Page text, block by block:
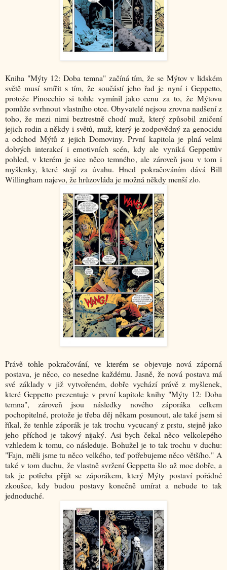
Kniha "Mýty 12: Doba temna" začíná tím, že se Mýtov v lidském
světě musí smířit s tím, že součástí jeho řad je nyní i Geppetto,
protože Pinocchio si tohle vymínil jako cenu za to, že Mýtovu
pomůže svrhnout vlastního otce. Obyvatelé nejsou zrovna nadšení z
toho, že mezi nimi beztrestně chodí muž, který způsobil zničení
jejich rodin a někdy i světů, muž, který je zodpovědný za genocidu
a odchod Mýtů z jejich Domoviny. První kapitola je plná velmi
dobrých interakcí i emotivních scén, kdy ale vyniká Geppettův
pohled, v kterém je sice něco temného, ale zároveň jsou v tom i
myšlenky, které stojí za úvahu. Hned pokračováním dává Bill
Willingham najevo, že hrůzovláda je možná někdy menší zlo.
Právě tohle pokračování, ve kterém se objevuje nová záporná
postava, je něco, co nesedne každému. Jasně, že nová postava má
své základy v již vytvořeném, dobře vychází právě z myšlenek,
které Geppetto prezentuje v první kapitole knihy "Mýty 12: Doba
temna", zároveň jsou následky nového záporáka celkem
pochopitelné, protože je třeba děj někam posunout, ale také jsem si
říkal, že tenhle záporák je tak trochu vycucaný z prstu, stejně jako
jeho příchod je takový nijaký. Asi bych čekal něco velkolepého
vzhledem k tomu, co následuje. Bohužel je to tak trochu v duchu:
"Fajn, měli jsme tu něco velkého, teď potřebujeme něco většího." A
také v tom duchu, že vlastně svržení Geppetta šlo až moc dobře, a
tak je potřeba přijít se záporákem, který Mýty postaví pořádné
zkoušce, kdy budou postavy konečně umírat a nebude to tak
jednoduché.